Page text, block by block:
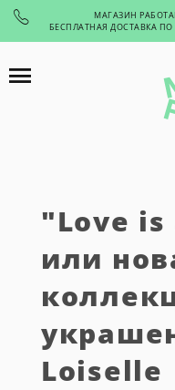
МАГАЗИН
БЕСПЛАТНАЯ ДОСТАВКА ПО
"Love
или
Loiselle